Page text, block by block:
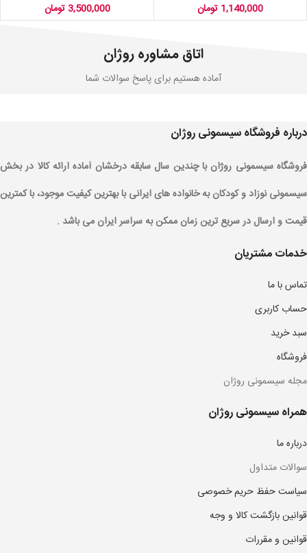
1,140,000 تومان
3,500,000 تومان
اتاق مشاوره روژان
آماده هستیم برای پاسخ سوالات شما
درباره فروشگاه سیسمونی روژان
فروشگاه سیسمونی روژان با چندین سال سابقه درخشان آماده ارائه کالا در بخش
سیسمونی نوزاد و کودکان به خانواده های ایرانی با بهترین کیفیت موجود، با کمترین
قیمت و ارسال در سریع ترین زمان ممکن به سراسر ایران می باشد .
خدمات مشتریان
تماس با ما
حساب کاربری
سبد خرید
فروشگاه
مجله سیسمونی روژان
همراه سیسمونی روژان
درباره ما
سوالات متداول
سیاست حفظ حریم خصوصی
قوانین بازگشت کالا و وجه
قوانین و مقررات